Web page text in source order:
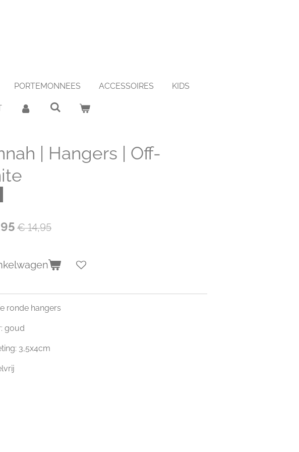
PORTEMONNEES ACCESSOIRES KIDS
| Hangers | Off-
€ 14,95
ronde hangers
goud
3,5x4cm